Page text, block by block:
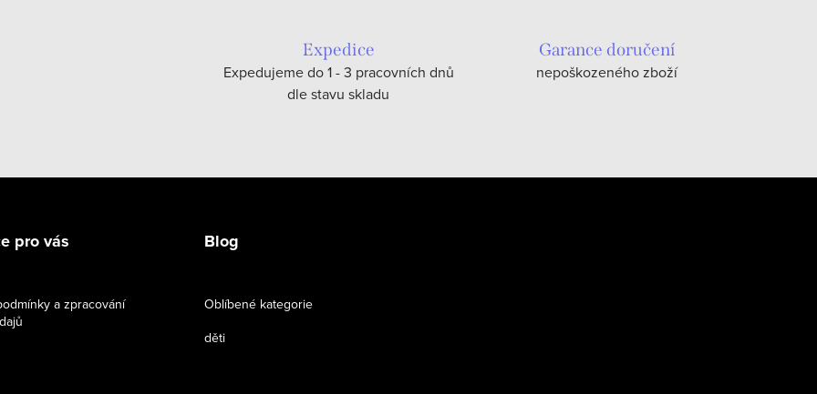
Expedice
Expedujeme do 1 - 3 pracovních dnů
dle stavu skladu
Garance doručení
nepoškozeného zboží
pro vás
a zpracování
Blog
Oblíbené kategorie
děti